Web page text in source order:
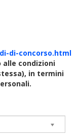
di-concorso.html
alle condizioni
in termini